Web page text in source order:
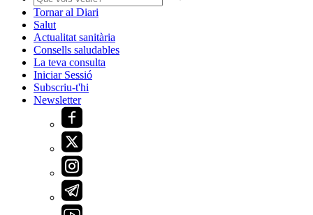
Tornar al Diari
Salut
Actualitat sanitària
Consells saludables
La teva consulta
Iniciar Sessió
Subscriu-t'hi
Newsletter